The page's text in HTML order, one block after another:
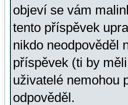
objeví se vám
tento příspěvek
nikdo neodpověděl
příspěvek (ti by
uživatelé nemohou
odpověděl.